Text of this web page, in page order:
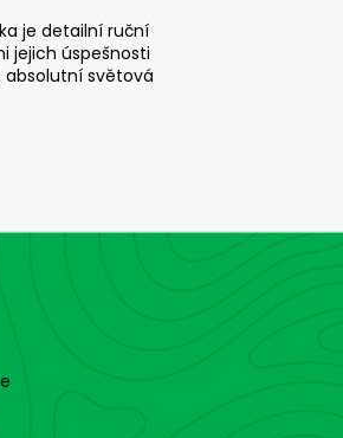
je detailní ruční
jejich úspešnosti
absolutní světová